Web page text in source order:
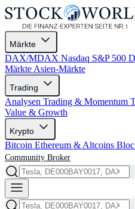
Märkte
DAX/MDAX Nasdaq S&P 500
Märkte Asien-Märkte
Trading
Analysen Trading & Momentum
Value & Growth
Krypto
Bitcoin Ethereum & Altcoins
Community Broker